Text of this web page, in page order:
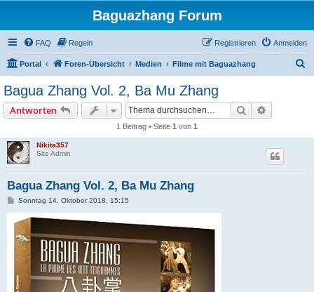
Baguazhang Forum
FAQ Regeln Anmelden
Registrieren
Portal Foren-Übersicht Medien Filme mit Baguazhang
Bagua Zhang Vol. 2, Ba Mu Zhang
Antworten Suche
1 Beitrag • Seite 1 von 1
Nikita357
Site Admin
Bagua Zhang Vol. 2, Ba Mu Zhang
B
t
a
Sonntag 14. Oktober 2018, 15:15